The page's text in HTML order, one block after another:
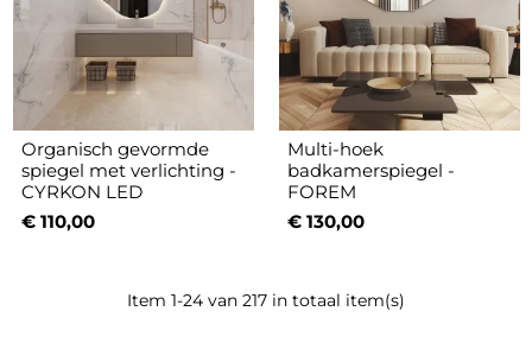
Organisch gevormde
spiegel met verlichting -
CYRKON LED
€ 110,00
Multi-hoek
badkamerspiegel -
FOREM
€ 130,00
Item 1-24 van 217 in totaal item(s)